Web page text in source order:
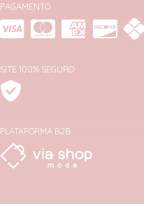
PAGAMENTO
SITE 100% SEGURO
PLATAFORMA B2B